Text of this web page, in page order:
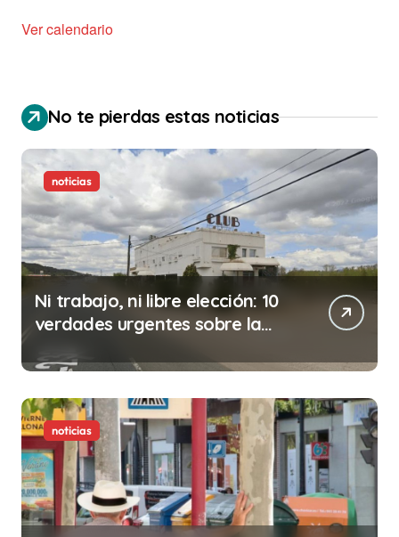
Ver calendario
No te pierdas estas noticias
noticias
Ni trabajo, ni libre elección: 10
verdades urgentes sobre la
noticias